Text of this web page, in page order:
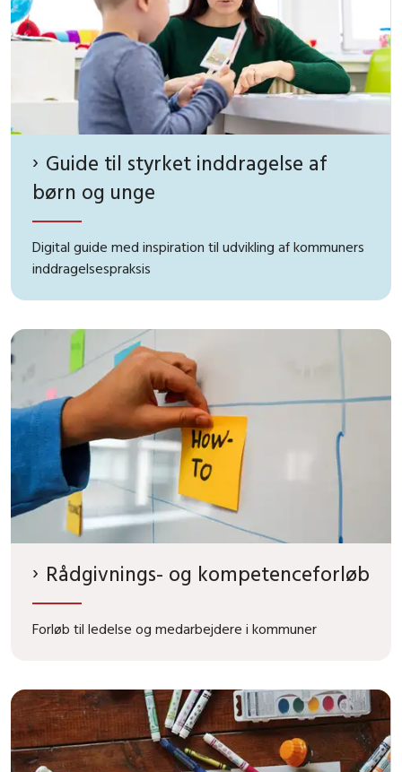
Guide til styrket inddragelse af
børn og unge
Digital guide med inspiration til udvikling af kommuners
inddragelsespraksis
Rådgivnings- og kompetenceforløb
Forløb til ledelse og medarbejdere i kommuner